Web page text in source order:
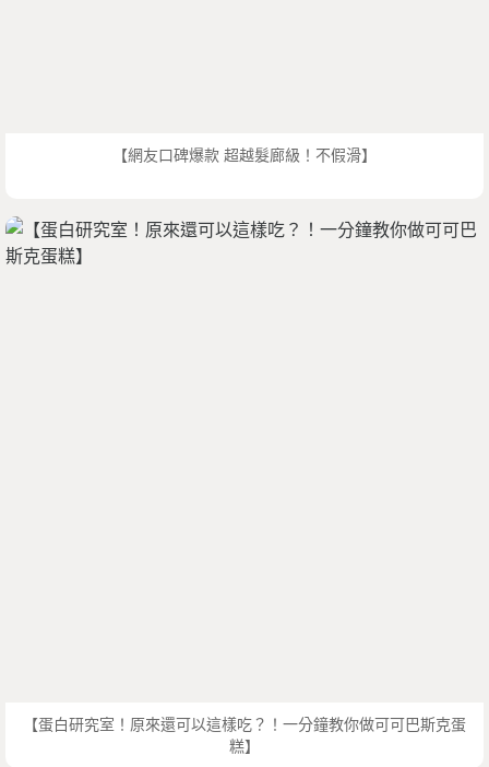
【網友口碑爆款 超越髮廊級！不假滑】
【蛋白研究室！原來還可以這樣吃？！一分鐘教你做可可巴斯克蛋
糕】